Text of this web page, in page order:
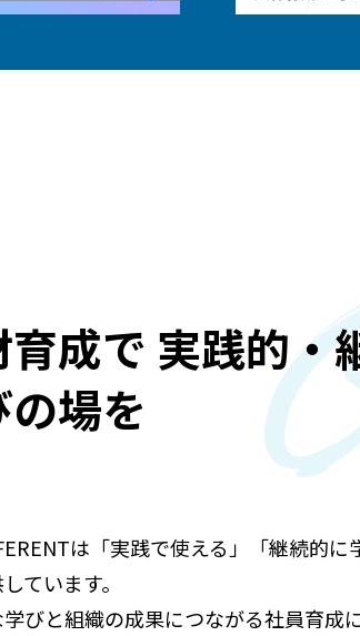
育成で 実践的・
場を
は「実践で使える」「継続的
ています。
びと組織の成果につながる社員育成